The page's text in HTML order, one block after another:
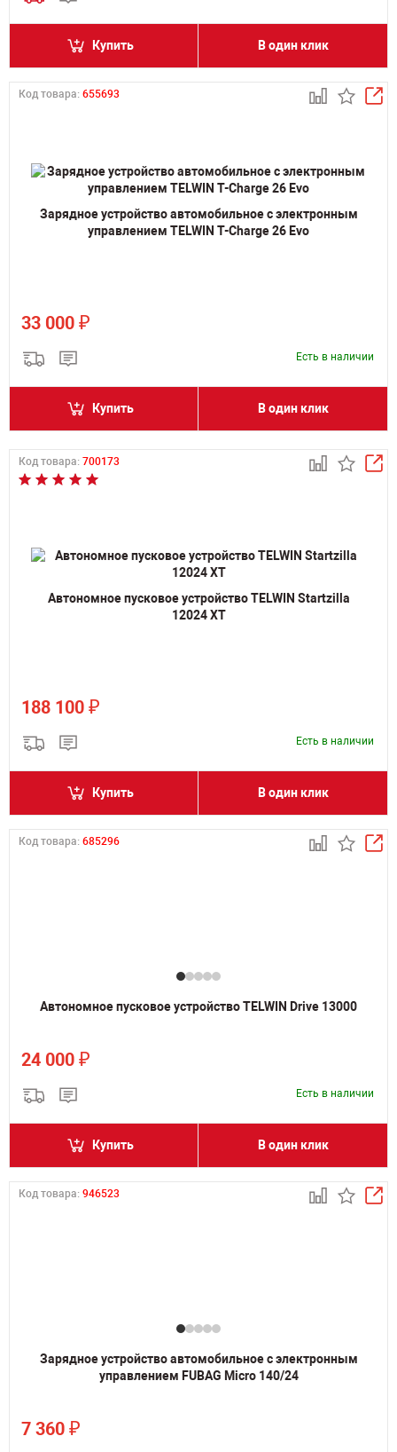
Купить В один клик
Код товара: 655693
Зарядное устройство автомобильное с электронным
управлением TELWIN T-Charge 26 Evo
33 000 ₽
Есть в наличии
Купить В один клик
Код товара: 700173
Автономное пусковое устройство TELWIN Startzilla
12024 XT
188 100 ₽
Есть в наличии
Купить В один клик
Код товара: 685296
Автономное пусковое устройство TELWIN Drive 13000
24 000 ₽
Есть в наличии
Купить В один клик
Код товара: 946523
Зарядное устройство автомобильное с электронным
управлением FUBAG Micro 140/24
7 360 ₽